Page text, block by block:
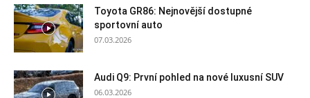
Toyota GR86: Nejnovější dostupné
sportovní auto
07.03.2026
Audi Q9: První pohled na nové luxusní SUV
06.03.2026